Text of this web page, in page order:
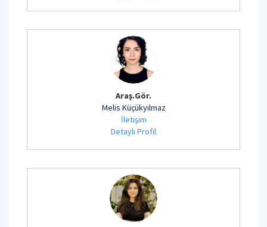
Araş.Gör.
Melis Küçükyılmaz
İletişim
Detaylı Profil